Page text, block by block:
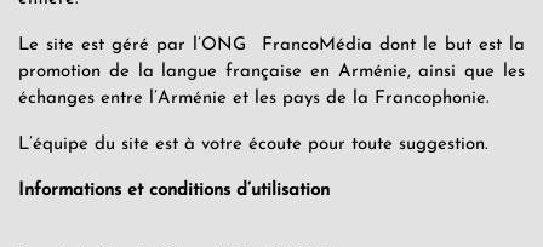
Le site est géré par l’ONG FrancoMédia dont le but est la
promotion de la langue française en Arménie, ainsi que les
échanges entre l’Arménie et les pays de la Francophonie.
L’équipe du site est à votre écoute pour toute suggestion.
Informations et conditions d’utilisation